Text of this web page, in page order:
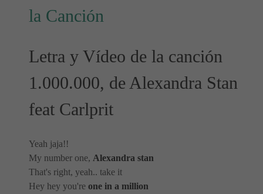
la Canción
Letra y Vídeo de la canción
1.000.000, de Alexandra Stan
feat Carlprit
Yeah jaja!!
My number one, Alexandra stan
That's right, yeah.. take it
Hey hey you're one in a million